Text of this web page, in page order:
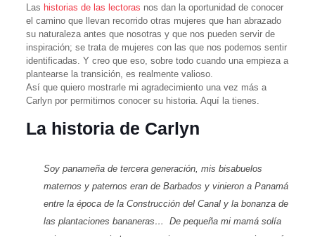
Las historias de las lectoras nos dan la oportunidad de conocer
el camino que llevan recorrido otras mujeres que han abrazado
su naturaleza antes que nosotras y que nos pueden servir de
inspiración; se trata de mujeres con las que nos podemos sentir
identificadas. Y creo que eso, sobre todo cuando una empieza a
plantearse la transición, es realmente valioso.
Así que quiero mostrarle mi agradecimiento una vez más a
Carlyn por permitirnos conocer su historia. Aquí la tienes.
La historia de Carlyn
Soy panameña de tercera generación, mis bisabuelos
maternos y paternos eran de Barbados y vinieron a Panamá
entre la época de la Construcción del Canal y la bonanza de
las plantaciones bananeras… De pequeña mi mamá solía